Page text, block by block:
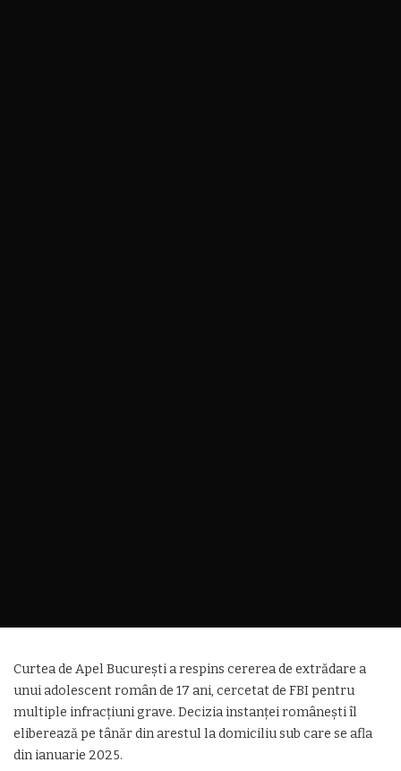
Curtea de Apel București a respins cererea de extrădare a
unui adolescent român de 17 ani, cercetat de FBI pentru
multiple infracțiuni grave. Decizia instanței românești îl
eliberează pe tânăr din arestul la domiciliu sub care se afla
din ianuarie 2025.